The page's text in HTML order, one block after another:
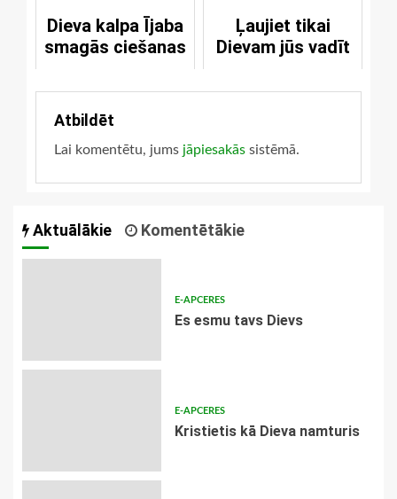
Dieva kalpa Ījaba
smagās ciešanas
Ļaujiet tikai
Dievam jūs vadīt
Atbildēt
Lai komentētu, jums jāpiesakās sistēmā.
Aktuālākie Komentētākie
E-APCERES
Es esmu tavs Dievs
E-APCERES
Kristietis kā Dieva namturis